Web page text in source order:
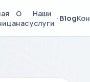
О
нас
Наши
услуги
Blog